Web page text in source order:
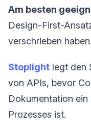
Am besten
Design-First-
verschrieben haben.
Stoplight legt den
von APIs, bevor
Dokumentation ein
Prozesses ist.